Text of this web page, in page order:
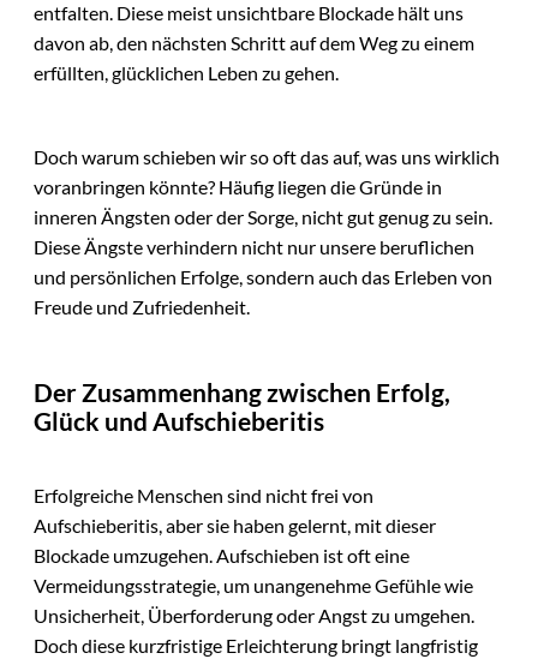
entfalten. Diese meist unsichtbare Blockade hält uns
davon ab, den nächsten Schritt auf dem Weg zu einem
erfüllten, glücklichen Leben zu gehen.
Doch warum schieben wir so oft das auf, was uns wirklich
voranbringen könnte? Häufig liegen die Gründe in
inneren Ängsten oder der Sorge, nicht gut genug zu sein.
Diese Ängste verhindern nicht nur unsere beruflichen
und persönlichen Erfolge, sondern auch das Erleben von
Freude und Zufriedenheit.
Der Zusammenhang zwischen Erfolg,
Glück und Aufschieberitis
Erfolgreiche Menschen sind nicht frei von
Aufschieberitis, aber sie haben gelernt, mit dieser
Blockade umzugehen. Aufschieben ist oft eine
Vermeidungsstrategie, um unangenehme Gefühle wie
Unsicherheit, Überforderung oder Angst zu umgehen.
Doch diese kurzfristige Erleichterung bringt langfristig